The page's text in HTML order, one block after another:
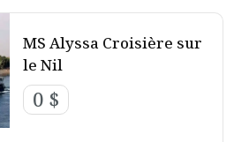
MS Alyssa Croisière sur
le Nil
0 $